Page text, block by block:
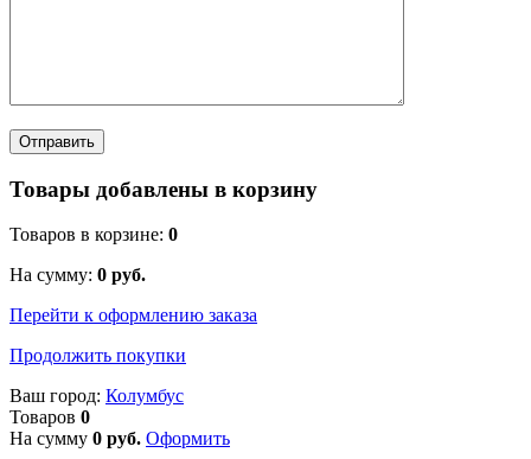
Товары добавлены в корзину
Товаров в корзине: 0
На сумму: 0 руб.
Перейти к оформлению заказа
Продолжить покупки
Ваш город: Колумбус
Товаров 0
На сумму 0 руб. Оформить